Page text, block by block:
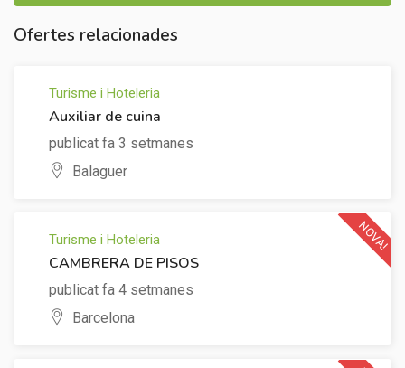
Ofertes relacionades
Turisme i Hoteleria
Auxiliar de cuina
publicat fa 3 setmanes
Balaguer
Turisme i Hoteleria
CAMBRERA DE PISOS
publicat fa 4 setmanes
Barcelona
NOVA!